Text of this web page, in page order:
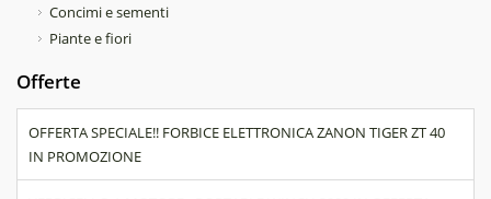
Concimi e sementi
Piante e fiori
Offerte
OFFERTA SPECIALE!! FORBICE ELETTRONICA ZANON TIGER ZT 40
IN PROMOZIONE